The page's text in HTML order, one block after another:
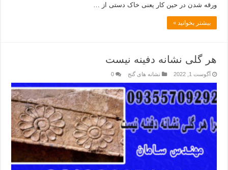
ورقه شدن در حین کار یعنی خاک دستی از …
بیشتر بخوانید »
هر گلی نشانه دفینه نیست
آگوست 1, 2022 نشانه های گنج 0